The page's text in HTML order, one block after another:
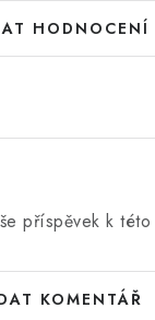
HODNOCENÍ
příspěvek k této
KOMENTÁŘ